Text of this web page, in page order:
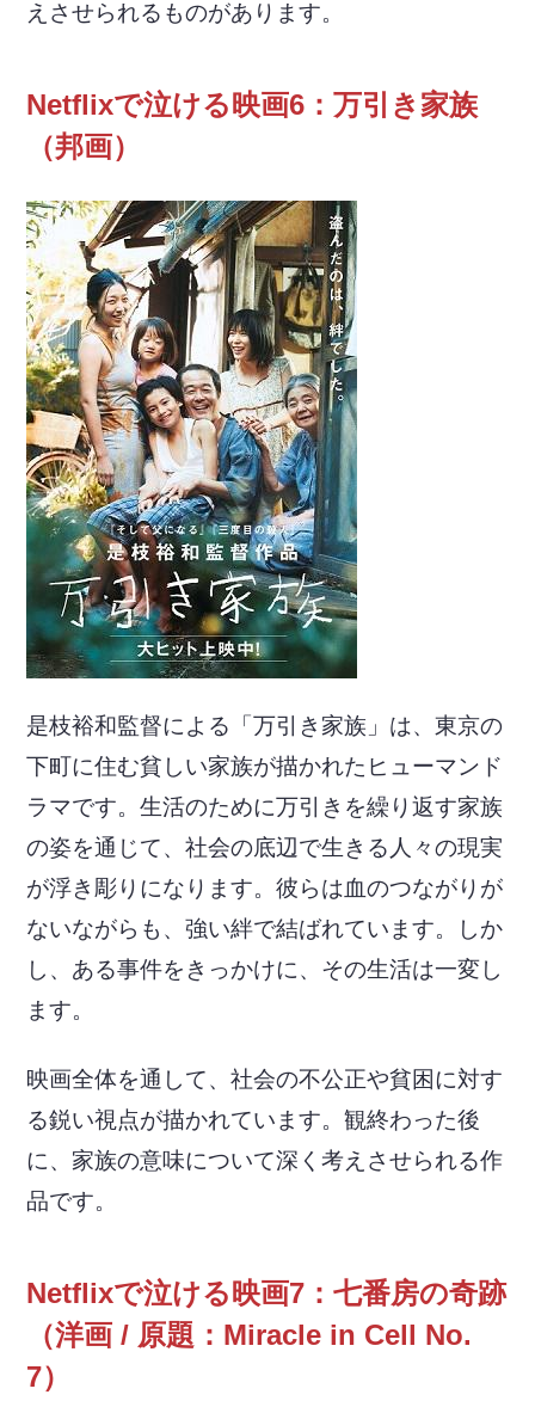
えさせられるものがあります。
Netflixで泣ける映画6：万引き家族
（邦画）
是枝裕和監督による「万引き家族」は、東京の
下町に住む貧しい家族が描かれたヒューマンド
ラマです。生活のために万引きを繰り返す家族
の姿を通じて、社会の底辺で生きる人々の現実
が浮き彫りになります。彼らは血のつながりが
ないながらも、強い絆で結ばれています。しか
し、ある事件をきっかけに、その生活は一変し
ます。
映画全体を通して、社会の不公正や貧困に対す
る鋭い視点が描かれています。観終わった後
に、家族の意味について深く考えさせられる作
品です。
Netflixで泣ける映画7：七番房の奇跡
（洋画 / 原題：Miracle in Cell No.
7）